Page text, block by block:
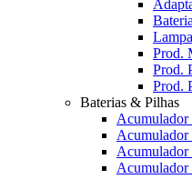
Prod.
Prod.
Prod.
Baterias & Pilhas
Acumulador
Acumulador
Acumulador